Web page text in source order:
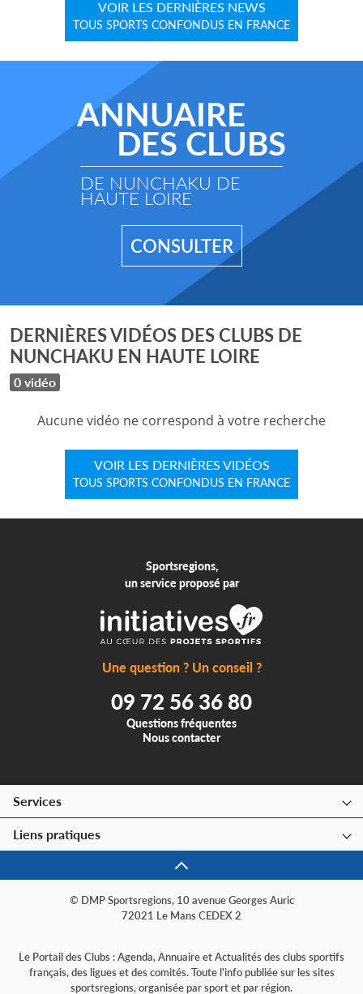
VOIR LES DERNIÈRES NEWS
TOUS SPORTS CONFONDUS EN FRANCE
ANNUAIRE
DES CLUBS
DE NUNCHAKU DE
HAUTE LOIRE
CONSULTER
DERNIÈRES VIDÉOS DES CLUBS DE
NUNCHAKU EN HAUTE LOIRE
0 vidéo
Aucune vidéo ne correspond à votre recherche
VOIR LES DERNIÈRES VIDÉOS
TOUS SPORTS CONFONDUS EN FRANCE
Sportsregions,
un service proposé par
Une question ? Un conseil ?
09 72 56 36 80
Questions fréquentes
Nous contacter
Services
Liens pratiques
© DMP Sportsregions, 10 avenue Georges Auric
72021 Le Mans CEDEX 2
Le Portail des Clubs : Agenda, Annuaire et Actualités des clubs sportifs
français, des ligues et des comités. Toute l'info publiée sur les sites
sportsregions, organisée par sport et par région.